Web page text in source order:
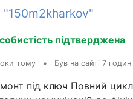
"150m2kharkov"
підтверджена
тому • Був на сайті 7
під ключ Повний цикл